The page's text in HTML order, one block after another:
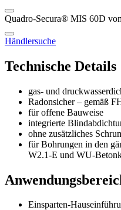
Quadro-Secura® MIS 60D von
Händlersuche
Technische Details
gas- und
Radonsicher – gemäß
für offene Bauweise
integrierte
ohne zusätzliches
für Bohrungen in den
W2.1-E und WU-
Einsparten-